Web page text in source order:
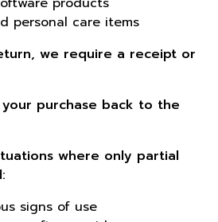
personal care items
we require a receipt or
purchase back to the
where only partial
signs of use